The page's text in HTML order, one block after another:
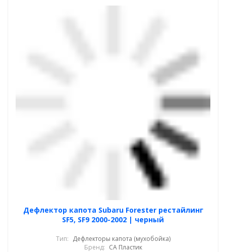
Дефлектор капота Subaru Forester рестайлинг
SF5, SF9 2000-2002 | черный
Тип: Дефлекторы капота (мухобойка)
Бренд: СА Пластик